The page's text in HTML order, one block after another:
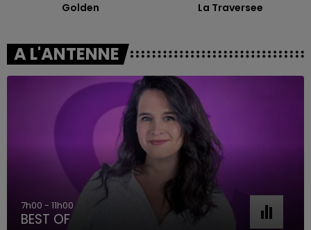
Golden La Traversee
A L'ANTENNE
7h00 - 11h00
BEST OF